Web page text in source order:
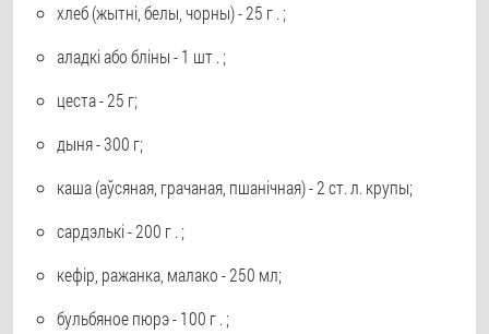
хлеб (жытні, белы, чорны) - 25 г . ;
аладкі або бліны - 1 шт . ;
цеста - 25 г;
дыня - 300 г;
каша (аўсяная, грачаная, пшанічная) - 2 ст. л. крупы;
сардэлькі - 200 г . ;
кефір, ражанка, малако - 250 мл;
бульбяное пюрэ - 100 г . ;